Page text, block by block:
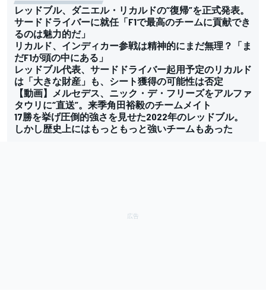
レッドブル、ダニエル・リカルドの“復帰”を正式発表。
サードドライバーに就任「F1で最高のチームに貢献でき
るのは魅力的だ」
リカルド、インディカー参戦は精神的にまだ無理？「ま
だF1が頭の中にある」
レッドブル代表、サードドライバー起用予定のリカルド
は「大きな財産」も、シート獲得の可能性は否定
【動画】メルセデス、ニック・デ・フリーズをアルファ
タウリに“直送”。来季角田裕毅のチームメイト
17勝を挙げ圧倒的強さを見せた2022年のレッドブル。
しかし歴史上にはもっともっと強いチームもあった